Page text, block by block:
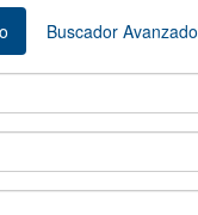
Buscador Avanzado